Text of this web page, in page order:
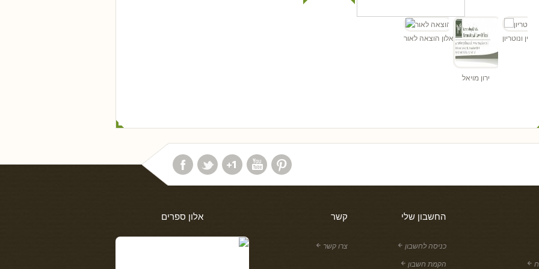
אלון הוצאה לאור
ירון מויאל
דין ונוטריון
אלון ספרים קשר
צרו קשר
החשבון שלי
כניסה לחשבון
הקמת חשבון